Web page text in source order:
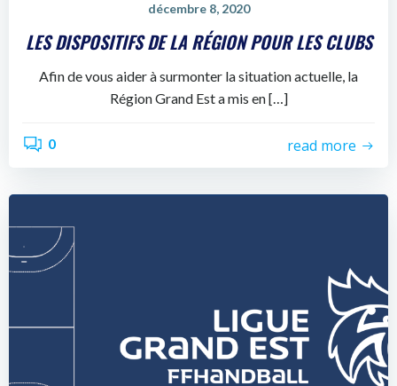
décembre 8, 2020
LES DISPOSITIFS DE LA RÉGION POUR LES CLUBS
Afin de vous aider à surmonter la situation actuelle, la
Région Grand Est a mis en […]
0 read more